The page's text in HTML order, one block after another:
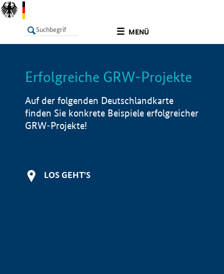
MENÜ
LISTE Info
Erfolgreiche GRW-Projekte
Auf der folgenden Deutschlandkarte
finden Sie konkrete Beispiele erfolgreicher
GRW-Projekte!
LOS GEHT'S